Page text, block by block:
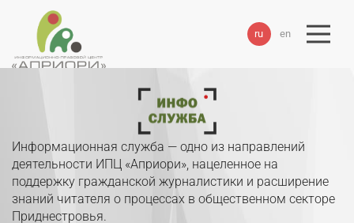
ru en
Информационная служба — одно из направлений
деятельности ИПЦ «Априори», нацеленное на
поддержку гражданской журналистики и расширение
знаний читателя о процессах в общественном секторе
Приднестровья.